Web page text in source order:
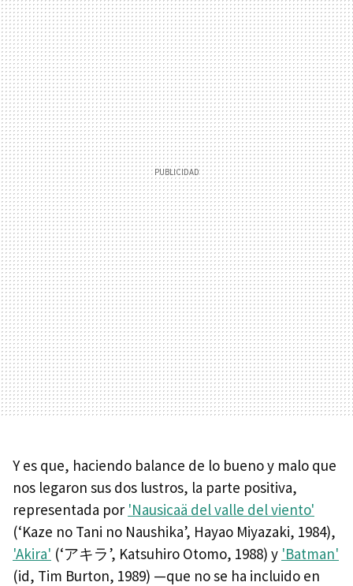
Y es que, haciendo balance de lo bueno y malo que
nos legaron sus dos lustros, la parte positiva,
representada por 'Nausicaä del valle del viento'
(‘Kaze no Tani no Naushika’, Hayao Miyazaki, 1984),
'Akira' (‘アキラ’, Katsuhiro Otomo, 1988) y 'Batman'
(id, Tim Burton, 1989) —que no se ha incluido en